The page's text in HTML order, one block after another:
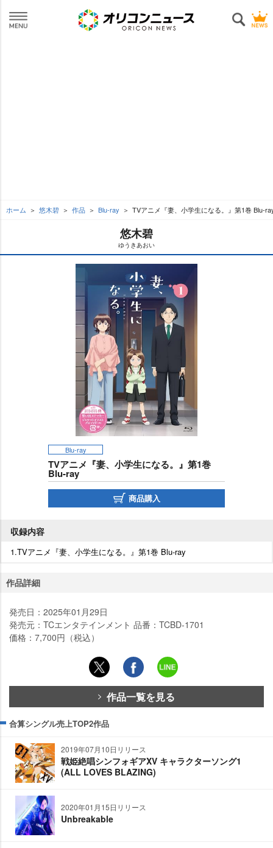
ホーム 悠木碧 作品 Blu-ray TVアニメ『妻、小学生になる。』第1巻 Blu-
悠木碧
ゆうきあおい
Blu-ray
TVアニメ『妻、小学生になる。』第1巻
Blu-ray
商品購入
収録内容
1.TVアニメ『妻、小学生になる。』第1巻 Blu-ray
作品詳細
発売日：2025年01月29日
発売元：TCエンタテインメント 品番：TCBD-1701
価格：7,700円（税込）
作品一覧を見る
合算シングル売上TOP2作品
2019年07月10日リリース
戦姫絶唱シンフォギアXV キャラクターソング1
(ALL LOVES BLAZING)
2020年01月15日リリース
Unbreakable